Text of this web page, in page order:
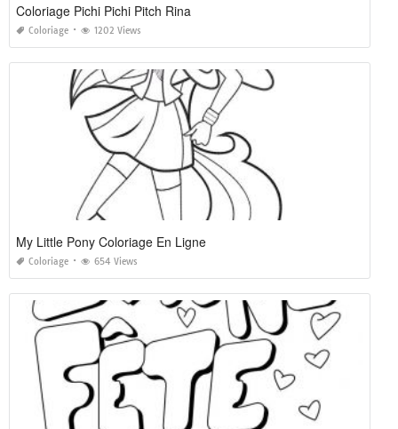
Coloriage Pichi Pichi Pitch Rina
Coloriage 1202 Views
My Little Pony Coloriage En Ligne
Coloriage 654 Views